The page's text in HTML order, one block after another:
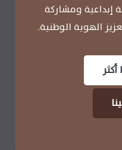
إبداعية ومشاركة
الهوية الوطنية.